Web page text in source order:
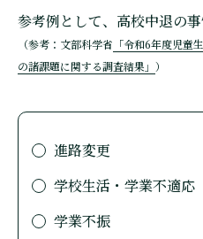
参考例として、高校中退の
（参考：文部科学省 「令和6年度児童
の諸課題に関する調査結果」 ）
進路変更
学校生活・学業不適応
学業不振